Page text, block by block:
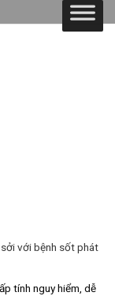
sởi với bệnh sốt phát
tính nguy hiểm, dễ